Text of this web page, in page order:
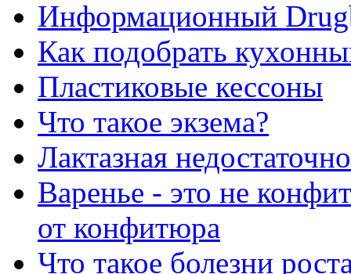
Информационный
Как подобрать
Пластиковые кессоны
Что такое экзема?
Лактазная
Варенье - это не
от конфитюра
Что такое болезни